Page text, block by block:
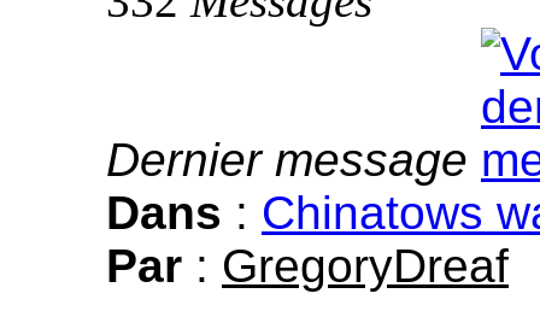
Dernier message
Dans : Chinatows
Par : GregoryDreaf